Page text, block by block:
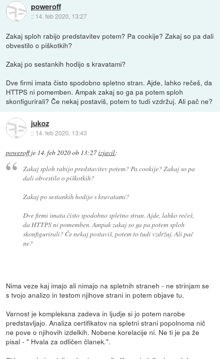
poweroff
:: 14. feb 2020, 13:27
Zakaj sploh rabijo predstavitev potem? Pa cookije? Zakaj so pa dali
obvestilo o piškotkih?
Zakaj po sestankih hodijo s kravatami?
Dve firmi imata čisto spodobno spletno stran. Ajde, lahko rečeš, da
HTTPS ni pomemben. Ampak zakaj so ga pa potem sploh
skonfigurirali? Če nekaj postaviš, potem to tudi vzdržuj. Ali pač ne?
jukoz
:: 14. feb 2020, 13:43
poweroffje 14. feb 2020 ob 13:27izjavil:
Zakaj sploh rabijo predstavitev potem? Pa cookije? Zakaj so pa
dali obvestilo o piškotkih?
Zakaj po sestankih hodijo s kravatami?
Dve firmi imata čisto spodobno spletno stran. Ajde, lahko rečeš,
da HTTPS ni pomemben. Ampak zakaj so ga pa potem sploh
skonfigurirali? Če nekaj postaviš, potem to tudi vzdržuj. Ali pač
ne?
Nima veze kaj imajo ali nimajo na spletnih straneh - ne strinjam se
s tvojo analizo in testom njihove strani in potem objave tu.
Varnost je kompleksna zadeva in ljudje si jo potem narobe
predstavljajo. Analiza certifikatov na spletni strani popolnoma nič
ne pove o njihovih izdelkih. Nobene korelacije ni. Ne ti je pa že
pisal - " Hvala za odličen članek.".